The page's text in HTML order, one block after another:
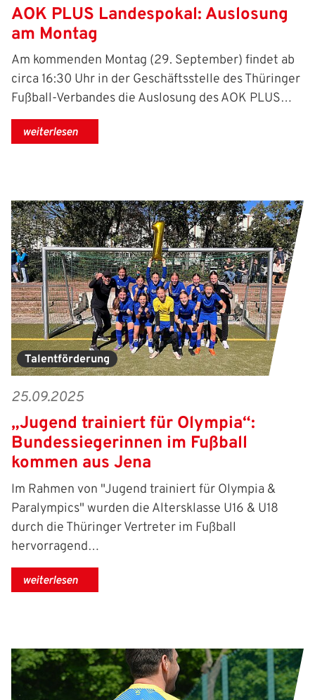
AOK PLUS Landespokal: Auslosung
am Montag
Am kommenden Montag (29. September) findet ab
circa 16:30 Uhr in der Geschäftsstelle des Thüringer
Fußball-Verbandes die Auslosung des AOK PLUS…
weiterlesen
Talentförderung
25.09.2025
„Jugend trainiert für Olympia“:
Bundessiegerinnen im Fußball
kommen aus Jena
Im Rahmen von "Jugend trainiert für Olympia &
Paralympics" wurden die Altersklasse U16 & U18
durch die Thüringer Vertreter im Fußball
hervorragend…
weiterlesen